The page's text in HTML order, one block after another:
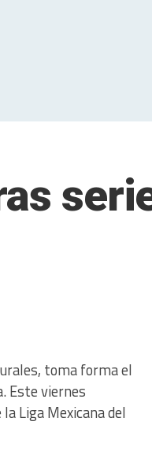
toma forma el
Este viernes
Liga Mexicana del